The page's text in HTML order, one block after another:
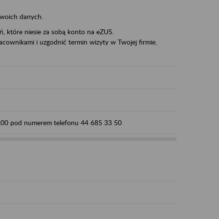
danych.
które niesie za sobą konto na eZUS.
i uzgodnić termin wizyty w Twojej firmie,
pod numerem telefonu 44 685 33 50